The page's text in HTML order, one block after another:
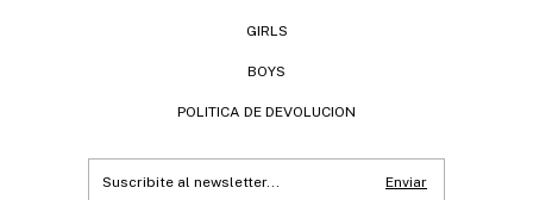
GIRLS
BOYS
POLITICA DE DEVOLUCION